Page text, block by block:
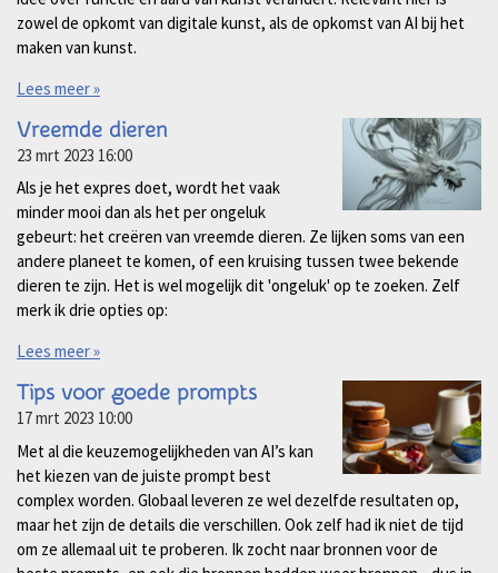
zowel de opkomt van digitale kunst, als de opkomst van AI bij het
maken van kunst.
Lees meer »
Vreemde dieren
23 mrt 2023 16:00
Als je het expres doet, wordt het vaak
minder mooi dan als het per ongeluk
gebeurt: het creëren van vreemde dieren. Ze lijken soms van een
andere planeet te komen, of een kruising tussen twee bekende
dieren te zijn. Het is wel mogelijk dit 'ongeluk' op te zoeken. Zelf
merk ik drie opties op:
Lees meer »
Tips voor goede prompts
17 mrt 2023 10:00
Met al die keuzemogelijkheden van AI’s kan
het kiezen van de juiste prompt best
complex worden. Globaal leveren ze wel dezelfde resultaten op,
maar het zijn de details die verschillen. Ook zelf had ik niet de tijd
om ze allemaal uit te proberen. Ik zocht naar bronnen voor de